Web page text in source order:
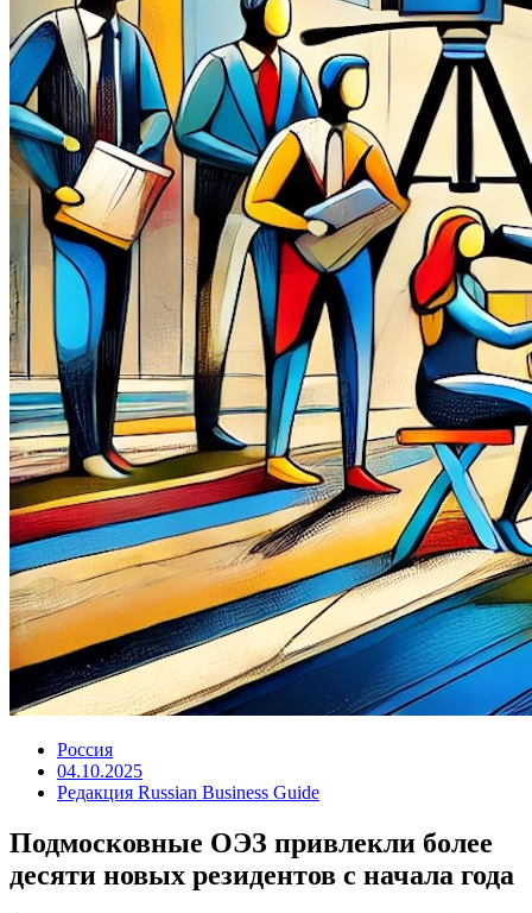
Россия
04.10.2025
Редакция Russian Business Guide
Подмосковные ОЭЗ привлекли более
десяти новых резидентов с начала года